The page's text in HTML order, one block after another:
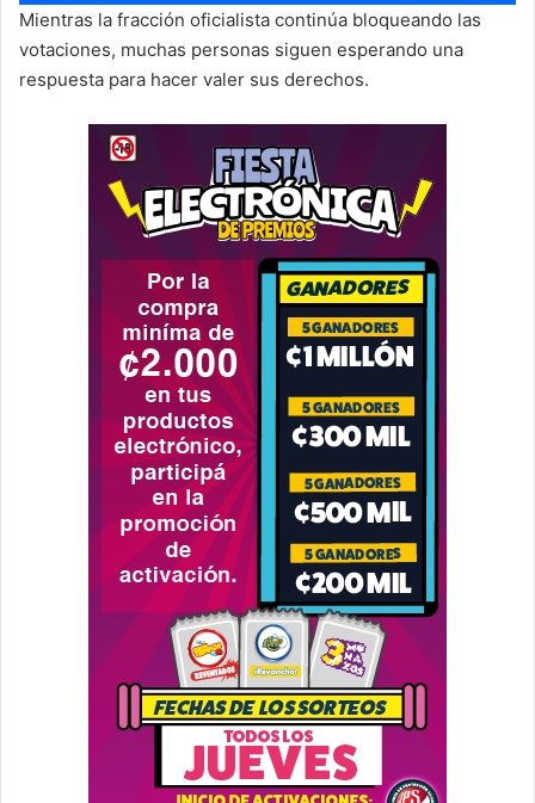
Mientras la fracción oficialista continúa bloqueando las
votaciones, muchas personas siguen esperando una
respuesta para hacer valer sus derechos.